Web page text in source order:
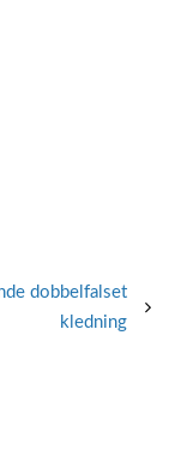
dobbelfalset
kledning